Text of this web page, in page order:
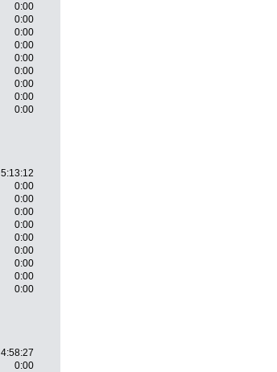
0:00
0:00
0:00
0:00
0:00
0:00
0:00
0:00
0:00
5:13:12
0:00
0:00
0:00
0:00
0:00
0:00
0:00
0:00
0:00
4:58:27
0:00